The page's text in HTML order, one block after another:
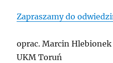
Zapraszamy do
oprac. Marcin Hlebionek
UKM Toruń